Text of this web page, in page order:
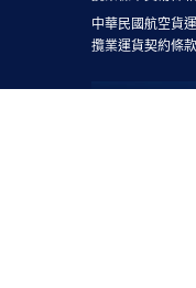
中華民國航空貨
攬業運貨契約條款